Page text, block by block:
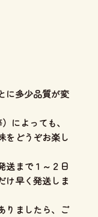
に多少品質が変
によっても、
をどうぞお楽し
送まで１～２日
け早く発送しま
りましたら、ご